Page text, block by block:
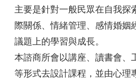
主要是針對一般民眾在自我探
際關係、情緒管理、感情婚姻
議題上的學習與成長。
本諮商所會以講座、讀書會、
等形式去設計課程，並由心理